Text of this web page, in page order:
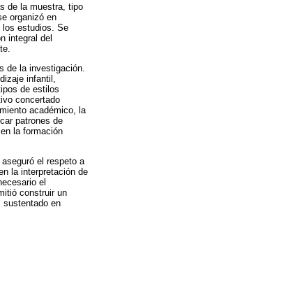
de la muestra, tipo
organizó en
los estudios. Se
integral del
de la investigación.
infantil,
de estilos
concertado
académico, la
patrones de
la formación
el respeto a
la interpretación de
el
construir un
sustentado en